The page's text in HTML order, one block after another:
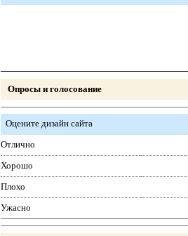
Опросы и голосование
Оцените дизайн сайта
Отлично
Хорошо
Плохо
Ужасно